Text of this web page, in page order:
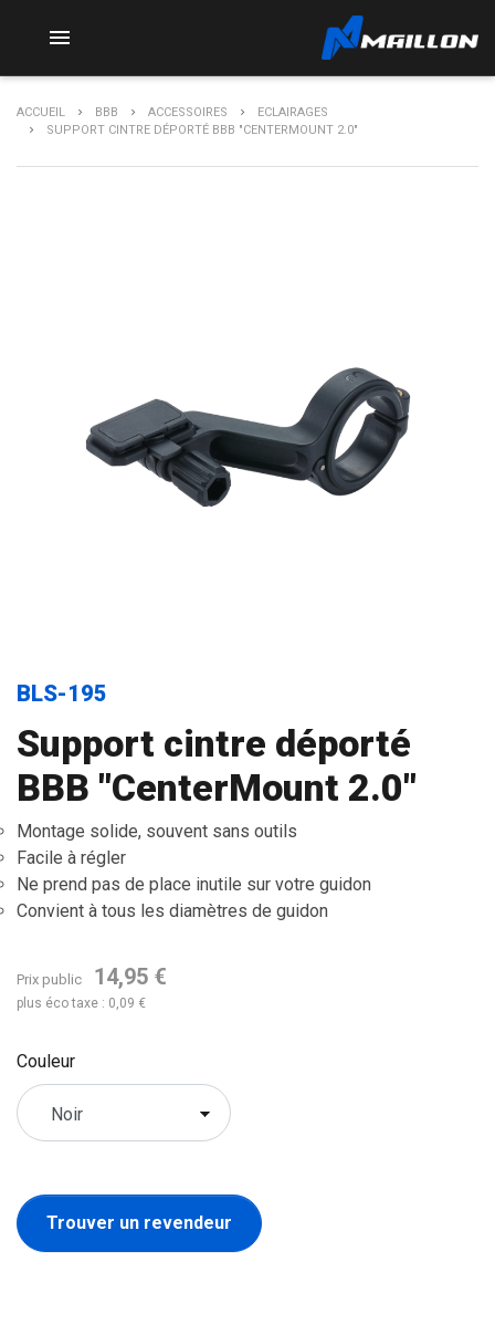

ACCUEIL BBB ACCESSOIRES
ECLAIRAGES
SUPPORT CINTRE DÉPORTÉ BBB "CENTERMOUNT 2.0"
BLS-195
Support cintre déporté
BBB "CenterMount 2.0"
Montage solide, souvent sans outils
Facile à régler
Ne prend pas de place inutile sur votre guidon
Convient à tous les diamètres de guidon
Prix public 14,95 €
plus éco taxe : 0,09 €
Couleur
Trouver un revendeur